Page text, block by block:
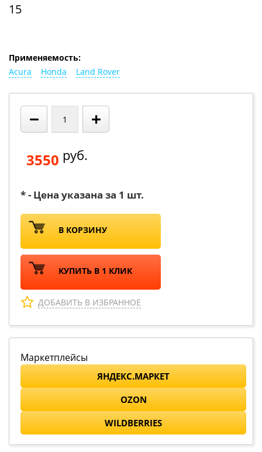
15
Применяемость:
Acura
Honda Land Rover
− +
3550 руб.
* - Цена указана за 1 шт.
В КОРЗИНУ
КУПИТЬ В 1 КЛИК
ДОБАВИТЬ В ИЗБРАННОЕ
Маркетплейсы
ЯНДЕКС.МАРКЕТ
OZON
WILDBERRIES